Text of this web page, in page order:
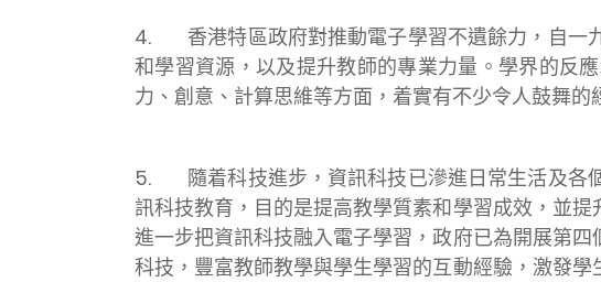
4. 香港特區政府對推動電子學習不遺餘力，自一
和學習資源，以及提升教師的專業力量。學界的反
力、創意、計算思維等方面，着實有不少令人鼓舞的
5. 隨着科技進步，資訊科技已滲進日常生活及各
訊科技教育，目的是提高教學質素和學習成效，並
進一步把資訊科技融入電子學習，政府已為開展第
科技，豐富教師教學與學生學習的互動經驗，激發